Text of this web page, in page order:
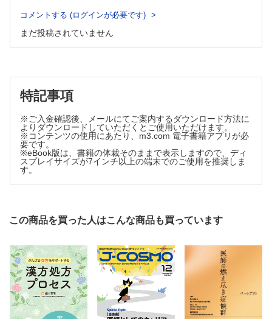
4回
抗菌薬その②～それぞれのタイプの抗菌薬～…松本康弘
そばにいるよ！ 一緒にため息もつくし ～家庭生活に困難
◆てんや・わんや・こどものほんや 第8回
映画と絵本…中藤智幹
◆育児Q&A
リンゴ病の流行 妊婦ができる対策は？…坂本昌彦
コメントする (ログインが必要です)
まだ投稿されていません
特記事項
※ご入金確認後、メールにてご案内するダウンロード方法に
よりダウンロードしていただくとご使用いただけます。
※コンテンツの使用にあたり、m3.com 電子書籍アプリが必
要です。
※eBook版は、書籍の体裁そのままで表示しますので、ディ
スプレイサイズが7インチ以上の端末でのご使用を推奨しま
す。
この商品を買った人はこんな商品も買っています